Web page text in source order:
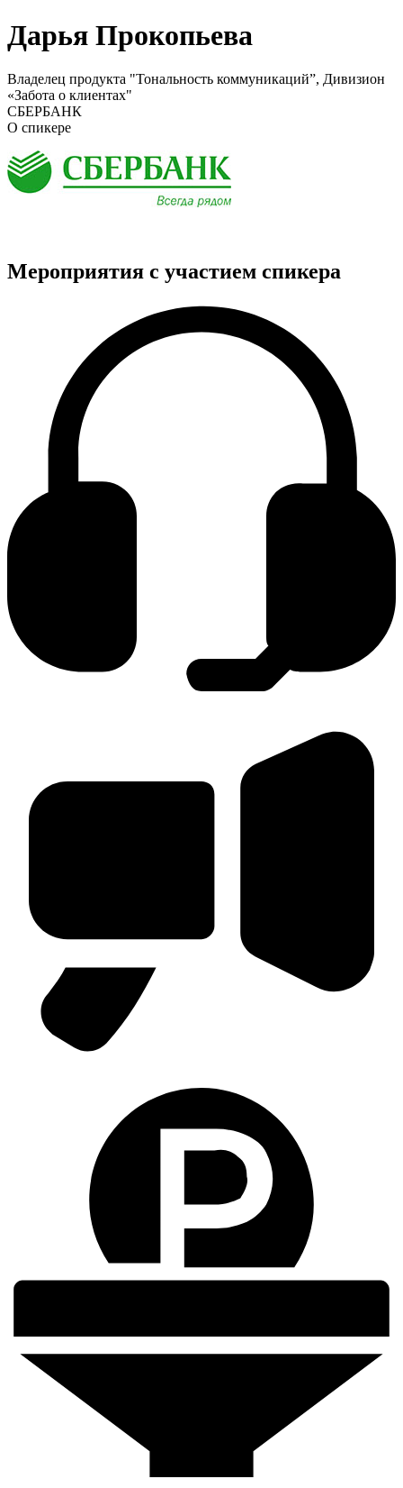
Дарья Прокопьева
Владелец продукта "Тональность коммуникаций”, Дивизион
«Забота о клиентах"
СБЕРБАНК
О спикере
Мероприятия с участием спикера